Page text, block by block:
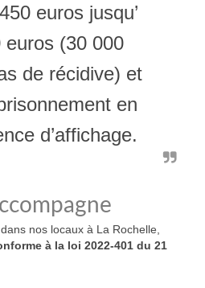
euros jusqu’
euros (30 000
de récidive) et
en
d’affichage.
nos locaux à La Rochelle,
à la loi 2022-401 du 21